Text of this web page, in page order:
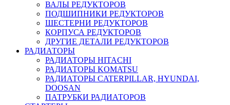
ВАЛЫ РЕДУКТОРОВ
ПОДШИПНИКИ РЕДУКТОРОВ
ШЕСТЕРНИ РЕДУКТОРОВ
КОРПУСА РЕДУКТОРОВ
ДРУГИЕ ДЕТАЛИ РЕДУКТОРОВ
РАДИАТОРЫ
РАДИАТОРЫ HITACHI
РАДИАТОРЫ KOMATSU
РАДИАТОРЫ CATERPILLAR, HYUNDAI,
DOOSAN
ПАТРУБКИ РАДИАТОРОВ